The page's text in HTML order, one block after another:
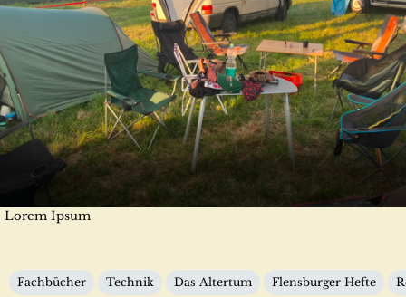
Lorem Ipsum
Fachbücher Technik Das Altertum Flensburger Hefte